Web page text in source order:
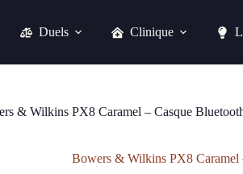
Duels Clinique
& Wilkins PX8 Caramel – Casque
Bowers & Wilkins PX8 Caramel